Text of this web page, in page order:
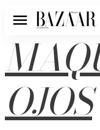
Menú
OJOS